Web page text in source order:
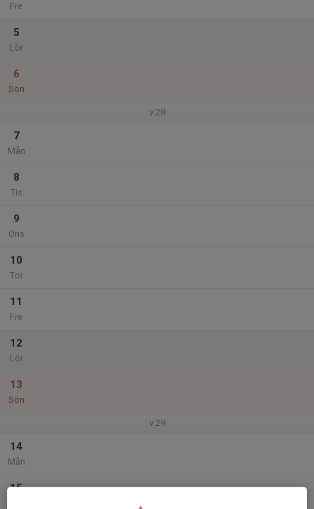
Fre
5
Lör
6
Sön
v.28
7
Mån
8
Tis
9
Ons
10
Tor
11
Fre
12
Lör
13
Sön
v.29
14
Mån
15